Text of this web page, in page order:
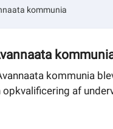
kommunia
kommunia
af